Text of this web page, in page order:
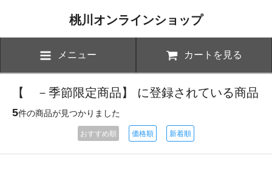
桃川オンラインショップ
メニュー カートを見る
【 －季節限定商品】 に登録されている商品
5件の商品が見つかりました
おすすめ順 価格順 新着順